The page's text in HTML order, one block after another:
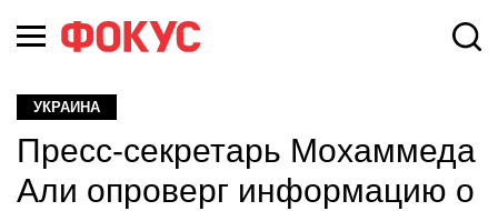
УКРАИНА
Пресс-секретарь Мохаммеда
Али опроверг информацию о